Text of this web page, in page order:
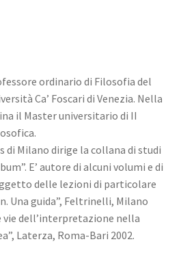
ordinario di Filosofia del
Ca’ Foscari di Venezia. Nella
il Master universitario di II
di Milano dirige la collana di studi
E’ autore di alcuni volumi e di
delle lezioni di particolare
Una guida”, Feltrinelli, Milano
vie dell’interpretazione nella
Laterza, Roma-Bari 2002.